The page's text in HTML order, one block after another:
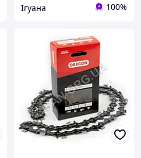
Ігуана 100%